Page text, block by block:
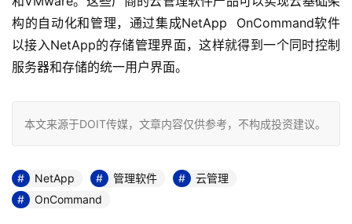
构的自动化和管理，通过集成NetApp  OnCommand软件
以接入NetApp的存储管理界面，这样就得到一个同时控制
服务器和存储的统一用户界面。
本文来源于DOIT传媒，文章内容仅供参考，不构成投资建议。
NetApp 管理软件
云管理
OnCommand